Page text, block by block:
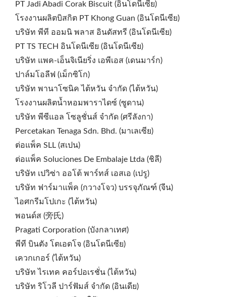
PT Jadi Abadi Corak Biscuit (อินโดนีเซีย)
โรงงานผลิตบิสกิต PT Khong Guan (อินโดนีเซีย)
บริษัท พีที ออมนิ พลาส อินดัสทรี (อินโดนีเซีย)
PT TS TECH อินโดนีเซีย (อินโดนีเซีย)
บริษัท แพค-เอ็นจิเนียริ่ง เอพีเอส (เดนมาร์ก)
ปาล์มโอลีฟ (เม็กซิโก)
บริษัท พานาโซนิค ไต้หวัน จำกัด (ไต้หวัน)
โรงงานผลิตน้ำหอมพาราไดซ์ (ซูดาน)
บริษัท พีซีแอล โซลูชั่นส์ จำกัด (ศรีลังกา)
Percetakan Tenaga Sdn. Bhd. (มาเลเซีย)
ต่อแพ็ค SLL (สเปน)
ต่อแพ็ค Soluciones De Embalaje Ltda (ชิลี)
บริษัท เปวิซ่า ออโต้ พาร์ทส์ เอสเอ (เปรู)
บริษัท ฟาร์มาแพ็ค (กวางโจว) บรรจุภัณฑ์ (จีน)
ไอศกรีมโปเกะ (ไต้หวัน)
พอนด์ส (旁氏)
Pragati Corporation (บังกลาเทศ)
พีที บินตัง โตเอดโจ (อินโดนีเซีย)
เควกเกอร์ (ไต้หวัน)
บริษัท ไรเทค คอร์ปอเรชั่น (ไต้หวัน)
บริษัท ริโวลี ปาร์ฟัมส์ จำกัด (อินเดีย)